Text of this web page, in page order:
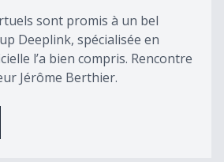
sont promis à un bel
Deeplink, spécialisée en
l’a bien compris. Rencontre
Jérôme Berthier.